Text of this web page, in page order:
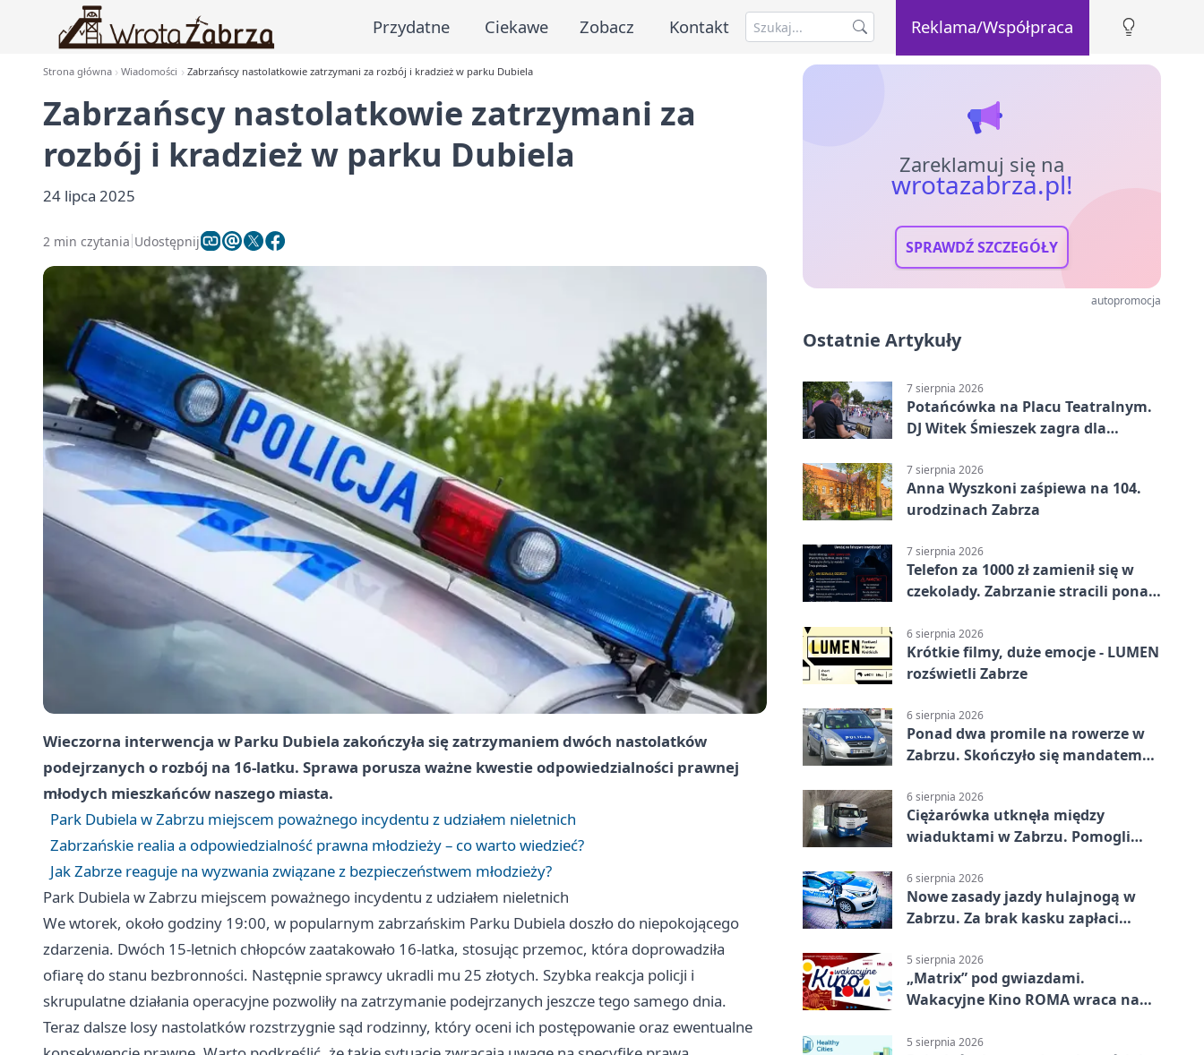
Przydatne Ciekawe Zobacz Kontakt Reklama/Współpraca
Strona główna Wiadomości Zabrzańscy nastolatkowie zatrzymani za rozbój i kradzież w parku Dubiela
Zabrzańscy nastolatkowie zatrzymani za
rozbój i kradzież w parku Dubiela
24 lipca 2025
2 min czytania Udostępnij
Wieczorna interwencja w Parku Dubiela zakończyła się zatrzymaniem dwóch nastolatków
podejrzanych o rozbój na 16-latku. Sprawa porusza ważne kwestie odpowiedzialności prawnej
młodych mieszkańców naszego miasta.
Park Dubiela w Zabrzu miejscem poważnego incydentu z udziałem nieletnich
Zabrzańskie realia a odpowiedzialność prawna młodzieży – co warto wiedzieć?
Jak Zabrze reaguje na wyzwania związane z bezpieczeństwem młodzieży?
Park Dubiela w Zabrzu miejscem poważnego incydentu z udziałem nieletnich
We wtorek, około godziny 19:00, w popularnym zabrzańskim Parku Dubiela doszło do niepokojącego
zdarzenia. Dwóch 15-letnich chłopców zaatakowało 16-latka, stosując przemoc, która doprowadziła
ofiarę do stanu bezbronności. Następnie sprawcy ukradli mu 25 złotych. Szybka reakcja policji i
skrupulatne działania operacyjne pozwoliły na zatrzymanie podejrzanych jeszcze tego samego dnia.
Teraz dalsze losy nastolatków rozstrzygnie sąd rodzinny, który oceni ich postępowanie oraz ewentualne
Zareklamuj się na
wrotazabrza.pl!
SPRAWDŹ SZCZEGÓŁY
autopromocja
Ostatnie Artykuły
7 sierpnia 2026
Potańcówka na Placu Teatralnym.
DJ Witek Śmieszek zagra dla
7 sierpnia 2026
Anna Wyszkoni zaśpiewa na 104.
urodzinach Zabrza
7 sierpnia 2026
Telefon za 1000 zł zamienił się w
czekolady. Zabrzanie stracili ponad
6 sierpnia 2026
Krótkie filmy, duże emocje - LUMEN
rozświetli Zabrze
6 sierpnia 2026
Ponad dwa promile na rowerze w
Zabrzu. Skończyło się mandatem
6 sierpnia 2026
Ciężarówka utknęła między
wiaduktami w Zabrzu. Pomogli
6 sierpnia 2026
Nowe zasady jazdy hulajnogą w
Zabrzu. Za brak kasku zapłaci
5 sierpnia 2026
„Matrix” pod gwiazdami.
Wakacyjne Kino ROMA wraca na
5 sierpnia 2026